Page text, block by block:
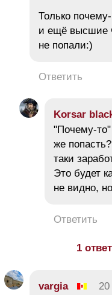
Только
и ещё высшие
не попали:)
Ответить
Korsar
"Почему-
же
таки
Это будет
не видно,
Ответить
1
vargia